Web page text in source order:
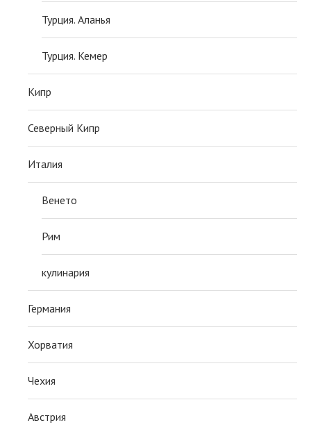
Турция. Аланья
Турция. Кемер
Кипр
Северный Кипр
Италия
Венето
Рим
кулинария
Германия
Хорватия
Чехия
Австрия